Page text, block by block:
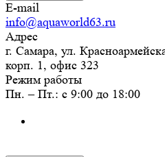
E-mail
info@aquaworld63.ru
Адрес
г. Самара, ул.
корп. 1, офис 323
Режим работы
Пн. – Пт.: с 9:00 до 18:00